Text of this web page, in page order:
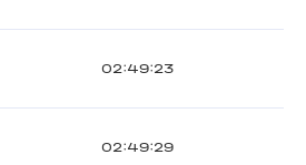
02:49:23
02:49:29